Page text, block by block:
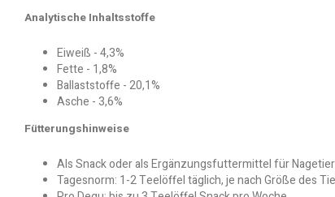
Analytische Inhaltsstoffe
Eiweiß - 4,3%
Fette - 1,8%
Ballaststoffe - 20,1%
Asche - 3,6%
Fütterungshinweise
Als Snack oder als Ergänzungsfuttermittel für
Tagesnorm: 1-2 Teelöffel täglich, je nach Größe des